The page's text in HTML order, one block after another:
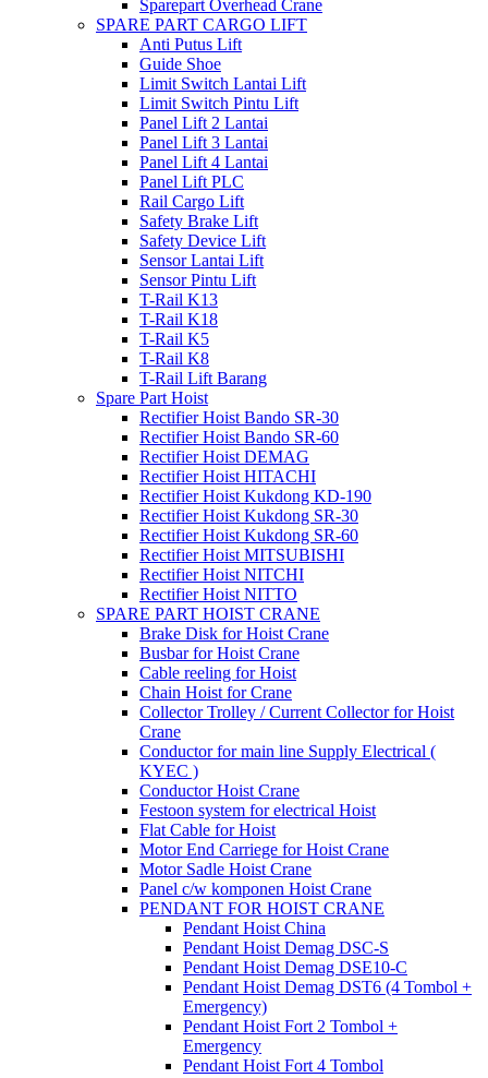
Sparepart Overhead Crane
SPARE PART CARGO LIFT
Anti Putus Lift
Guide Shoe
Limit Switch Lantai Lift
Limit Switch Pintu Lift
Panel Lift 2 Lantai
Panel Lift 3 Lantai
Panel Lift 4 Lantai
Panel Lift PLC
Rail Cargo Lift
Safety Brake Lift
Safety Device Lift
Sensor Lantai Lift
Sensor Pintu Lift
T-Rail K13
T-Rail K18
T-Rail K5
T-Rail K8
T-Rail Lift Barang
Spare Part Hoist
Rectifier Hoist Bando SR-30
Rectifier Hoist Bando SR-60
Rectifier Hoist DEMAG
Rectifier Hoist HITACHI
Rectifier Hoist Kukdong KD-190
Rectifier Hoist Kukdong SR-30
Rectifier Hoist Kukdong SR-60
Rectifier Hoist MITSUBISHI
Rectifier Hoist NITCHI
Rectifier Hoist NITTO
SPARE PART HOIST CRANE
Brake Disk for Hoist Crane
Busbar for Hoist Crane
Cable reeling for Hoist
Chain Hoist for Crane
Collector Trolley / Current Collector for Hoist
Crane
Conductor for main line Supply Electrical (
KYEC )
Conductor Hoist Crane
Festoon system for electrical Hoist
Flat Cable for Hoist
Motor End Carriege for Hoist Crane
Motor Sadle Hoist Crane
Panel c/w komponen Hoist Crane
PENDANT FOR HOIST CRANE
Pendant Hoist China
Pendant Hoist Demag DSC-S
Pendant Hoist Demag DSE10-C
Pendant Hoist Demag DST6 (4 Tombol +
Emergency)
Pendant Hoist Fort 2 Tombol +
Emergency
Pendant Hoist Fort 4 Tombol